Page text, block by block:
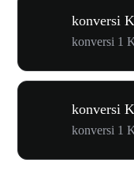
konversi
konversi 1
konversi
konversi 1